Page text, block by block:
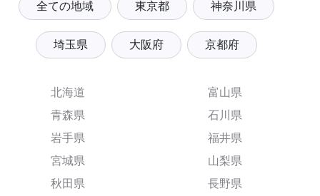
全ての地域 東京都 神奈川県
埼玉県 大阪府 京都府
北海道
青森県
岩手県
宮城県
秋田県
富山県
石川県
福井県
山梨県
長野県